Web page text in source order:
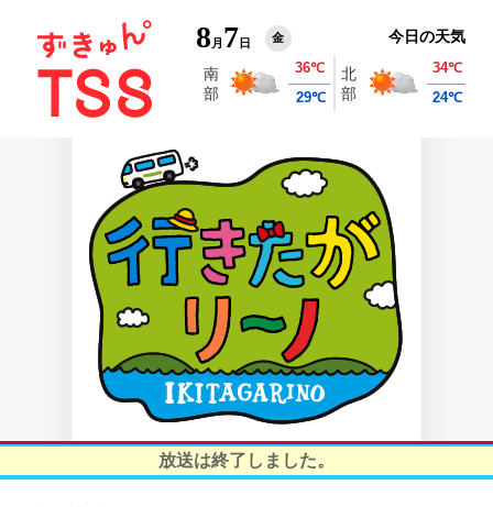
8 月 7 日 金 今日の天気
放送は終了しました。